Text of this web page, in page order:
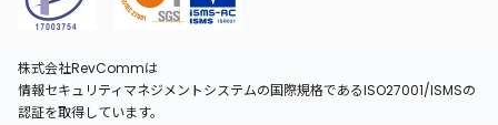
株式会社RevCommは
情報セキュリティマネジメントシステムの国際規格であるISO27001/ISMSの
認証を取得しています。